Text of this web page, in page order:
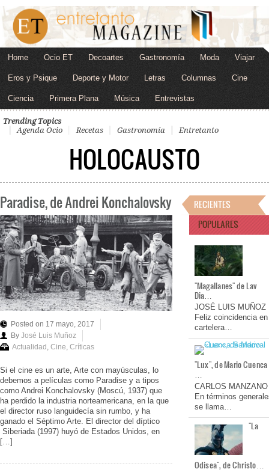
Home Ocio ET Decoartes Gastronomía Moda Viajar
Eros y Psique Deporte y Motor Letras Columnas Cine
Ciencia Primera Plana Música Entrevistas
Trending Topics
Agenda Ocio
Recetas Gastronomía Entretanto
HOLOCAUSTO
Paradise, de Andrei Konchalovsky
Posted on 17 mayo, 2017
By José Luis Muñoz
Actualidad, Cine, Críticas
Si el cine es un arte, Arte con mayúsculas, lo
debemos a películas como Paradise y a tipos
como Andrei Konchalovsky (Moscú, 1937) que
ha perdido la industria norteamericana, en la que
el director ruso languidecía sin rumbo, y ha
ganado el Séptimo Arte. El director del díptico
Siberiada (1997) huyó de Estados Unidos, en
[…]
RECIENTES
POPULARES
"Magallanes" de Lav
Dia…
JOSÉ LUIS MUÑOZ
Feliz coincidencia en
cartelera…
"Lux", de Mario Cuenca
…
CARLOS MANZANO
En términos
se llama…
"La
Odisea", de Christo…